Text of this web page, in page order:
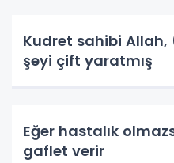
Kudret sahibi
şeyi çift yaratmış
Eğer hastalık
gaflet verir